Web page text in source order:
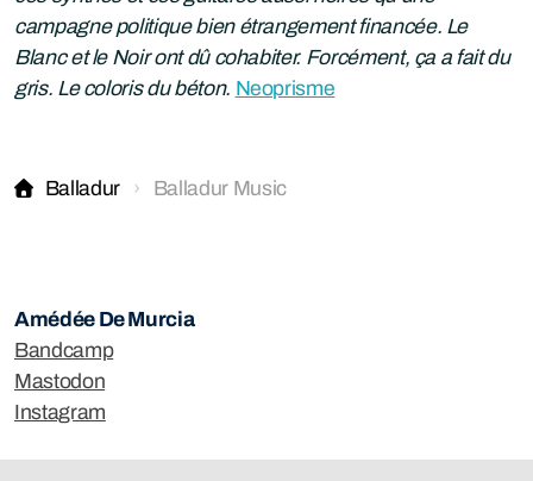
campagne politique bien étrangement financée. Le
Blanc et le Noir ont dû cohabiter. Forcément, ça a fait du
gris. Le coloris du béton. Neoprisme
Balladur Balladur Music
Amédée De Murcia
Bandcamp
Mastodon
Instagram